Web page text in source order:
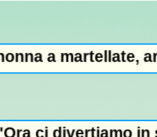
arrestato il
in staffetta"-
in una